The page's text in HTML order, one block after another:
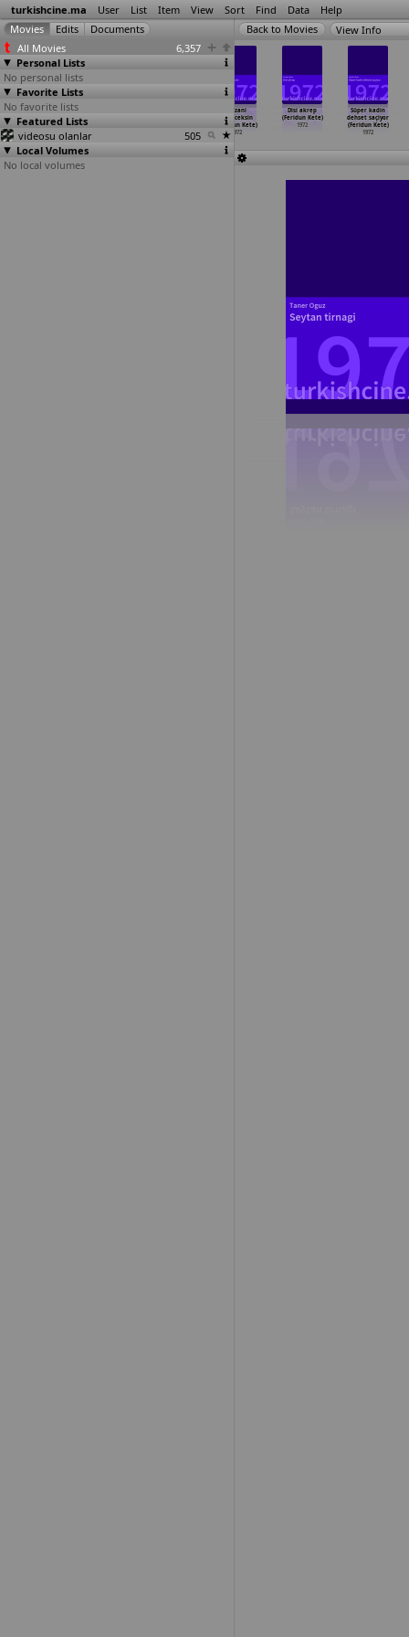
turkishcine.ma User List Item View Sort Find Data Help
All Movies
6,357
Personal Lists
No personal lists
Favorite Lists
No favorite lists
Featured Lists
videosu olanlar
505
Local Volumes
No local volumes
View Info
Estergon kalesi
(Kemal Kan)
1972
kara mu
Cezani
çekeceksin
(Feridun Kete)
1972
Disi akrep
(Feridun Kete)
1972
Süper kadin
dehset saçiyor
(Feridun Kete)
1972